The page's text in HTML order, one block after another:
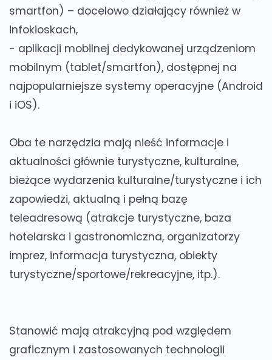
smartfon) – docelowo działający również w
infokioskach,
- aplikacji mobilnej dedykowanej urządzeniom
mobilnym (tablet/smartfon), dostępnej na
najpopularniejsze systemy operacyjne (Android
i iOS).
Oba te narzędzia mają nieść informacje i
aktualności głównie turystyczne, kulturalne,
bieżące wydarzenia kulturalne/turystyczne i ich
zapowiedzi, aktualną i pełną bazę
teleadresową (atrakcje turystyczne, baza
hotelarska i gastronomiczna, organizatorzy
imprez, informacja turystyczna, obiekty
turystyczne/sportowe/rekreacyjne, itp.).
Stanowić mają atrakcyjną pod względem
graficznym i zastosowanych technologii